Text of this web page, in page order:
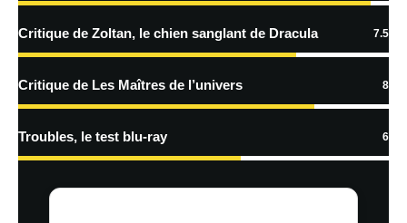
Critique de Zoltan, le chien sanglant de Dracula 7.5
Critique de Les Maîtres de l’univers 8
Troubles, le test blu-ray 6